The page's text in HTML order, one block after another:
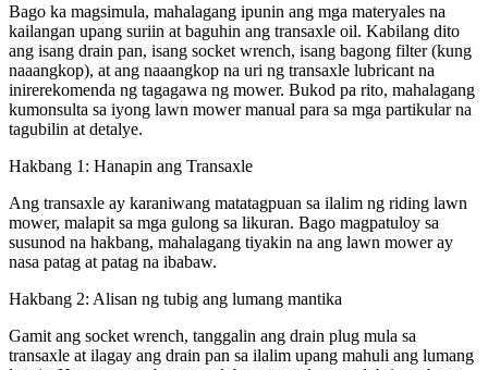
Bago ka magsimula, mahalagang ipunin ang mga materyales na
kailangan upang suriin at baguhin ang transaxle oil. Kabilang dito
ang isang drain pan, isang socket wrench, isang bagong filter (kung
naaangkop), at ang naaangkop na uri ng transaxle lubricant na
inirerekomenda ng tagagawa ng mower. Bukod pa rito, mahalagang
kumonsulta sa iyong lawn mower manual para sa mga partikular na
tagubilin at detalye.
Hakbang 1: Hanapin ang Transaxle
Ang transaxle ay karaniwang matatagpuan sa ilalim ng riding lawn
mower, malapit sa mga gulong sa likuran. Bago magpatuloy sa
susunod na hakbang, mahalagang tiyakin na ang lawn mower ay
nasa patag at patag na ibabaw.
Hakbang 2: Alisan ng tubig ang lumang mantika
Gamit ang socket wrench, tanggalin ang drain plug mula sa
transaxle at ilagay ang drain pan sa ilalim upang mahuli ang lumang